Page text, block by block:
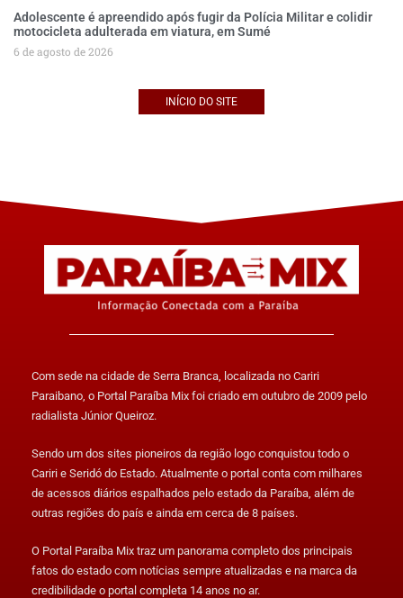
Adolescente é apreendido após fugir da Polícia Militar e colidir
motocicleta adulterada em viatura, em Sumé
6 de agosto de 2026
INÍCIO DO SITE
Com sede na cidade de Serra Branca, localizada no Cariri
Paraibano, o Portal Paraíba Mix foi criado em outubro de 2009 pelo
radialista Júnior Queiroz.
Sendo um dos sites pioneiros da região logo conquistou todo o
Cariri e Seridó do Estado. Atualmente o portal conta com milhares
de acessos diários espalhados pelo estado da Paraíba, além de
outras regiões do país e ainda em cerca de 8 países.
O Portal Paraíba Mix traz um panorama completo dos principais
fatos do estado com notícias sempre atualizadas e na marca da
credibilidade o portal completa 14 anos no ar.